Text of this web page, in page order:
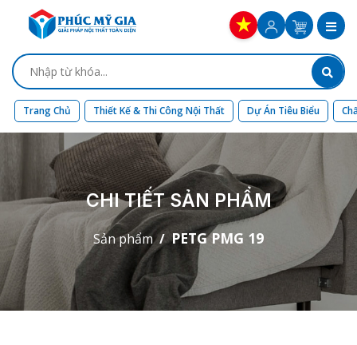
Trang Chủ Thiết Kế & Thi Công Nội Thất Dự Án Tiêu Biểu
CHI TIẾT SẢN PHẨM
Sản phẩm PETG PMG 19